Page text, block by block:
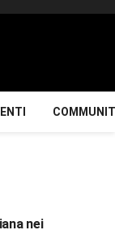
nei